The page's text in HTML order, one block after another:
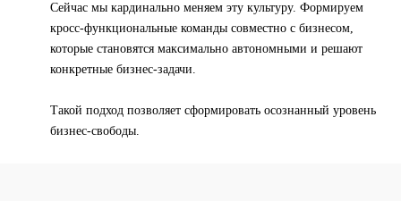
Сейчас мы кардинально меняем эту культуру. Формируем
кросс-функциональные команды совместно с бизнесом,
которые становятся максимально автономными и решают
конкретные бизнес-задачи.
Такой подход позволяет сформировать осознанный уровень
бизнес-свободы.